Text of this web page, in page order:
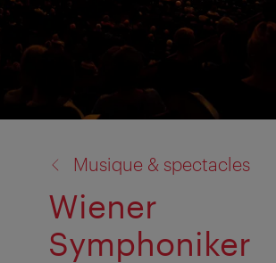
Musique & spectacles
Wiener
Symphoniker